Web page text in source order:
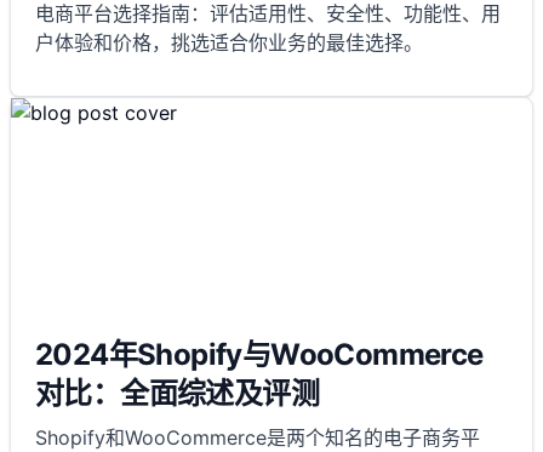
电商平台选择指南：评估适用性、安全性、功能性、用
户体验和价格，挑选适合你业务的最佳选择。
2024年Shopify与WooCommerce
对比：全面综述及评测
Shopify和WooCommerce是两个知名的电子商务平